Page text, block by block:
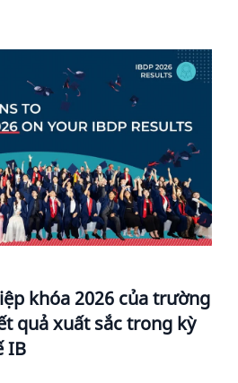
khóa 2026 của trường
quả xuất sắc trong kỳ
IB